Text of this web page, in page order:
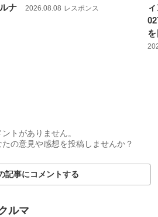
ナ
2026.08.08 レスポンス
トがありません。
の意見や感想を投稿しませんか？
記事にコメントする
ルマ